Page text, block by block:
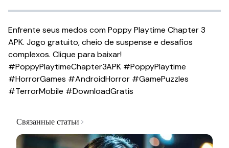
Enfrente seus medos com Poppy Playtime Chapter 3
APK. Jogo gratuito, cheio de suspense e desafios
complexos. Clique para baixar!
#PoppyPlaytimeChapter3APK #PoppyPlaytime
#HorrorGames #AndroidHorror #GamePuzzles
#TerrorMobile #DownloadGratis
Связанные статьи